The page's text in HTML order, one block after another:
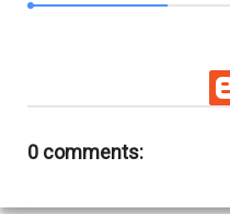
0 comments: